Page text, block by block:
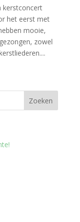
kerstconcert
het eerst met
mooie,
zowel